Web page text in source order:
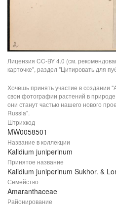
Лицензия CC-BY 4.0 (см.
карточке", раздел "Цитировать для
Хочешь принять участие в создании
свои фотографии растений в природе
они станут частью нашего нового
Russia".
Штрихкод
MW0058501
Название в коллекции
Kalidium juniperinum
Принятое название
Kalidium juniperinum Sukhor. &
Семейство
Amaranthaceae
Районирование